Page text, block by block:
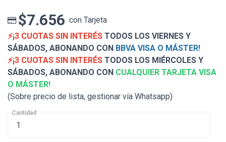
$7.656 con Tarjeta
⚡¡3 CUOTAS SIN INTERÉS TODOS LOS VIERNES Y
SÁBADOS, ABONANDO CON BBVA VISA O MÁSTER!
⚡¡3 CUOTAS SIN INTERÉS TODOS LOS MIÉRCOLES Y
SÁBADOS, ABONANDO CON CUALQUIER TARJETA VISA
O MÁSTER!
(Sobre precio de lista, gestionar vía Whatsapp)
Cantidad